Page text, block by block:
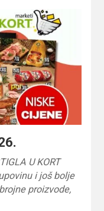
U KORT
i još bolje
proizvode,